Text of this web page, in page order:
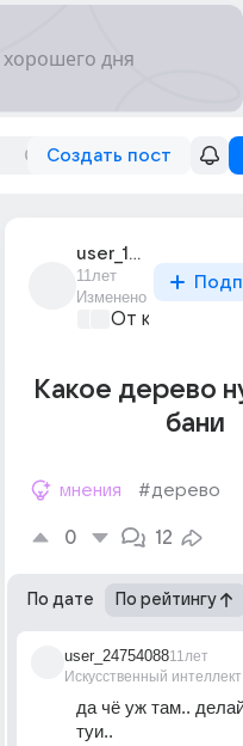
Создать пост
user_194941086
11лет
Изменено
От колыбели
Какое дерево
бани
мнения #дерево
0 12
По дате По рейтингу
user_24754088
Искусственный интеллект
11лет
да чё уж там..
туи..